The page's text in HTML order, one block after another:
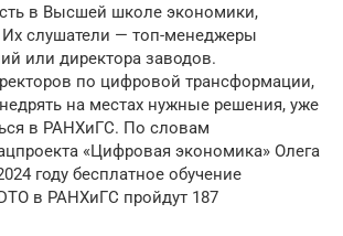
в Высшей школе экономики,
слушатели — топ-менеджеры
или директора заводов.
по цифровой трансформации,
на местах нужные решения, уже
в РАНХиГС. По словам
«Цифровая экономика» Олега
году бесплатное обучение
в РАНХиГС пройдут 187